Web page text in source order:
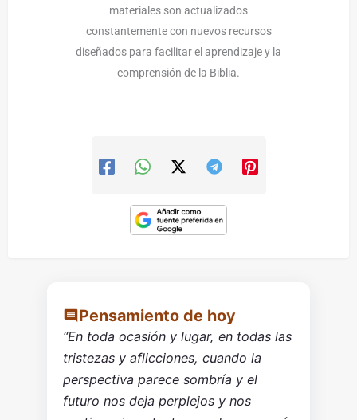
materiales son actualizados
constantemente con nuevos recursos
diseñados para facilitar el aprendizaje y la
comprensión de la Biblia.
Pensamiento de hoy
“En toda ocasión y lugar, en todas las
tristezas y aflicciones, cuando la
perspectiva parece sombría y el
futuro nos deja perplejos y nos